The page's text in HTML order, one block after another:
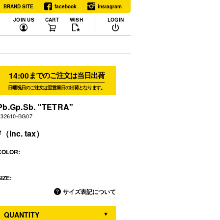
JOIN US CART WISH LOGIN
BRAND SITE facebook instagram
14:00までのご注文は当日出荷
日曜祝日のご注文は翌営業日の出荷となります。
"TETRA"
BG07
サイズ表記について
QUANTITY